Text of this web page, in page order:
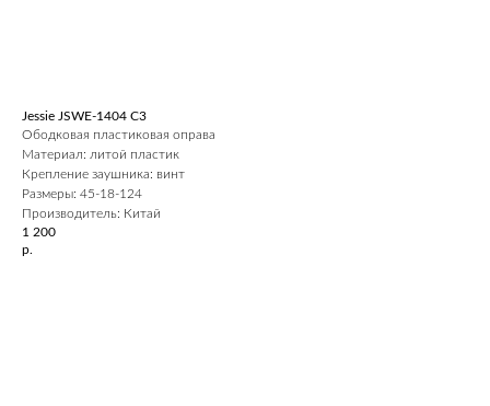
Jessie JSWE-1404 С3
Ободковая пластиковая оправа
Материал: литой пластик
Крепление заушника: винт
Размеры: 45-18-124
Производитель: Китай
1 200
р.